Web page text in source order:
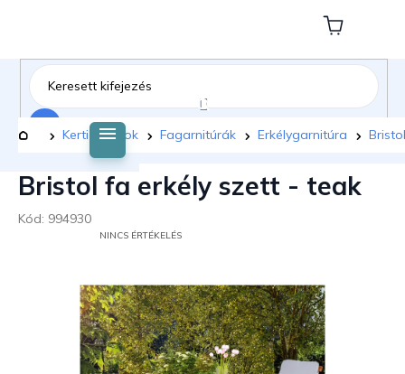
tartalomhoz
Kosár
Kezdőlap
Kerti bútorok Fagarnitúrák Erkélygarnitúra
Bristol fa erkély szett - teak
Kód: 994930
CSILLAG.
NINCS ÉRTÉKELÉS